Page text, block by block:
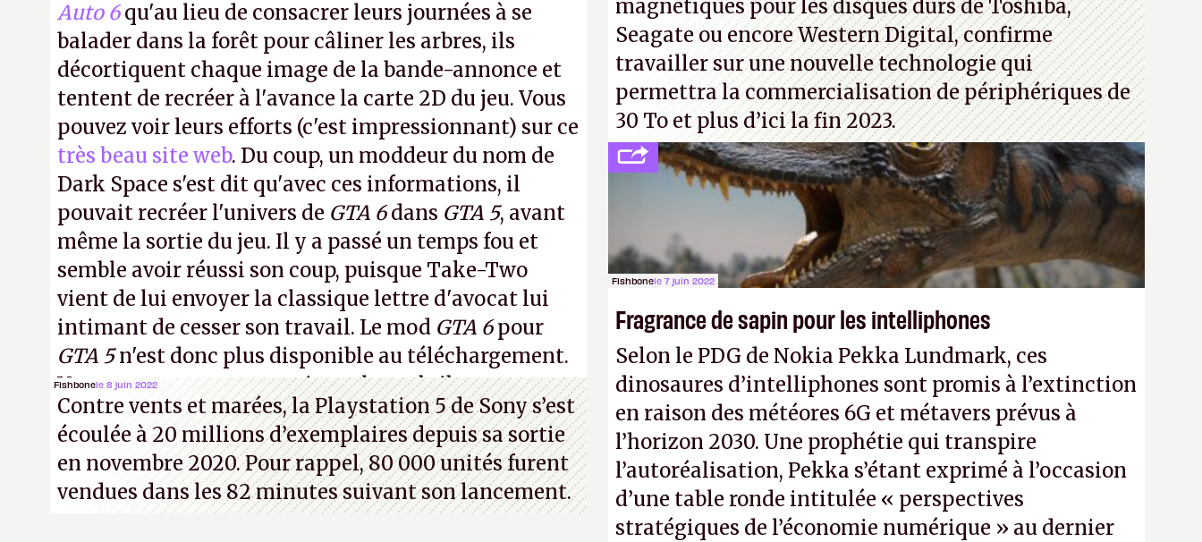
Auto 6qu'au lieu de consacrer leurs journées à se
balader dans la forêt pour câliner les arbres, ils
décortiquent chaque image de la bande-annonce et
tentent de recréer à l'avance la carte 2D du jeu. Vous
pouvez voir leurs efforts (c'est impressionnant) sur ce
très beau site web. Du coup, un moddeur du nom de
Dark Space s'est dit qu'avec ces informations, il
pouvait recréer l'univers de GTA 6dans GTA 5, avant
même la sortie du jeu. Il y a passé un temps fou et
semble avoir réussi son coup, puisque Take-Two
vient de lui envoyer la classique lettre d'avocat lui
intimant de cesser son travail. Le mod GTA 6pour
GTA 5n'est donc plus disponible au téléchargement.
Vous pouvez encore en voir quelques bribes surcette
vidéo YouTube.A.
Fishbonele 8 juin 2022
Contre vents et marées, la Playstation 5 de Sony s’est
écoulée à 20 millions d’exemplaires depuis sa sortie
en novembre 2020. Pour rappel, 80 000 unités furent
vendues dans les 82 minutes suivant son lancement.
magnétiques pour les disques durs de Toshiba,
Seagate ou encore Western Digital, confirme
travailler sur une nouvelle technologie qui
permettra la commercialisation de périphériques de
30 To et plus d’ici la fin 2023.
Fishbonele 7 juin 2022
Fragrance de sapin pour les intelliphones
Selon le PDG de Nokia Pekka Lundmark, ces
dinosaures d’intelliphones sont promis à l’extinction
en raison des météores 6G et métavers prévus à
l’horizon 2030. Une prophétie qui transpire
l’autoréalisation, Pekka s’étant exprimé à l’occasion
d’une table ronde intitulée « perspectives
stratégiques de l’économie numérique » au dernier